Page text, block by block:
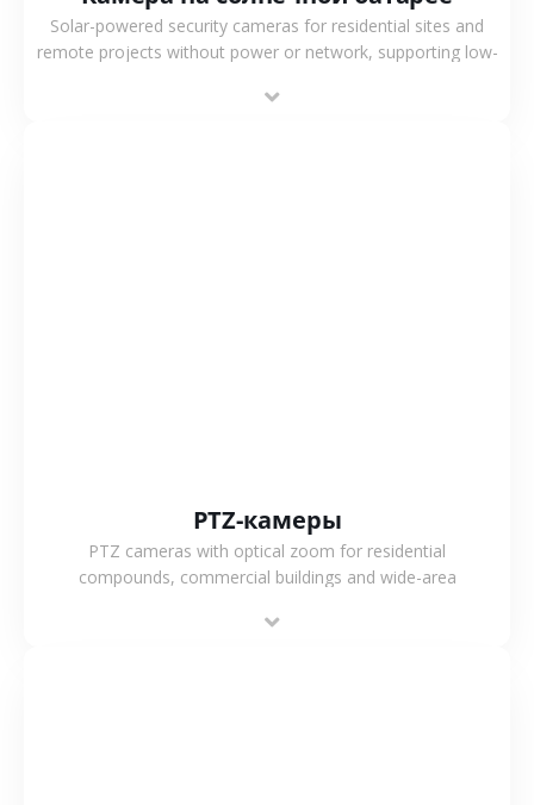
Solar-powered security cameras for residential sites and
remote projects without power or network, supporting low-
monitoring.
PTZ-камеры
PTZ cameras with optical zoom for residential
compounds, commercial buildings and wide-area
flexible coverage.